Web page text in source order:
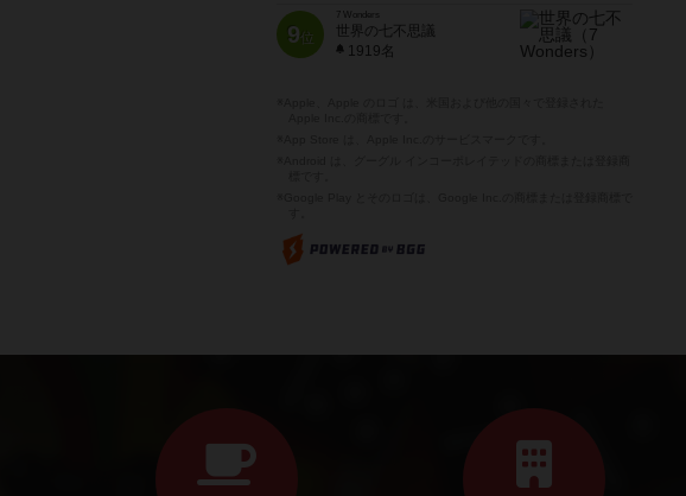
9位
7 Wonders
世界の七不思議
1919名